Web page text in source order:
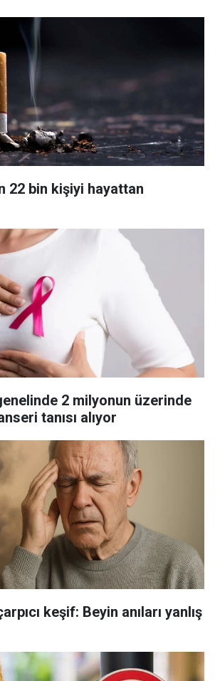
22 bin kişiyi hayattan
2 milyonun üzerinde
tanısı alıyor
keşif: Beyin anıları yanlış